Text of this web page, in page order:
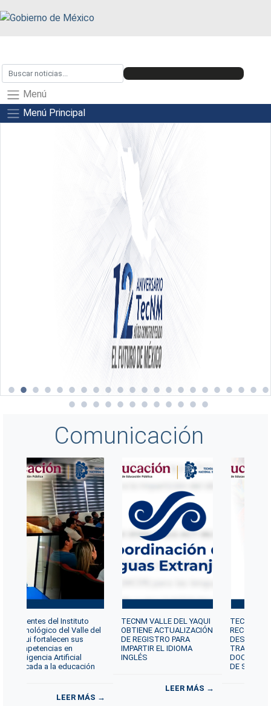
Menú
Menú Principal
Comunicación
Docentes del Instituto
Tecnológico del Valle del
Yaqui fortalecen sus
competencias en
Inteligencia Artificial
aplicada a la educación
LEER MÁS →
TECNM VALLE DEL YAQUI
OBTIENE ACTUALIZACIÓN
DE REGISTRO PARA
IMPARTIR EL IDIOMA
INGLÉS
LEER MÁS →
TECNM
DOCENTE
DE